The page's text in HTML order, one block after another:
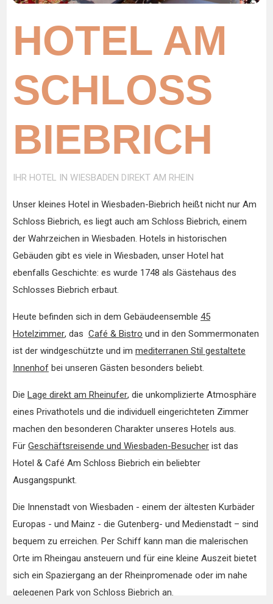
HOTEL AM
SCHLOSS
BIEBRICH
IHR HOTEL IN WIESBADEN DIREKT AM RHEIN
Unser kleines Hotel in Wiesbaden-Biebrich heißt nicht nur Am
Schloss Biebrich, es liegt auch am Schloss Biebrich, einem
der Wahrzeichen in Wiesbaden. Hotels in historischen
Gebäuden gibt es viele in Wiesbaden, unser Hotel hat
ebenfalls Geschichte: es wurde 1748 als Gästehaus des
Schlosses Biebrich erbaut.
Heute befinden sich in dem Gebäudeensemble 45
Hotelzimmer, das Café & Bistro und in den Sommermonaten
ist der windgeschützte und im mediterranen Stil gestaltete
Innenhof bei unseren Gästen besonders beliebt.
Die Lage direkt am Rheinufer, die unkomplizierte Atmosphäre
eines Privathotels und die individuell eingerichteten Zimmer
machen den besonderen Charakter unseres Hotels aus.
Für Geschäftsreisende und Wiesbaden-Besucher ist das
Hotel & Café Am Schloss Biebrich ein beliebter
Ausgangspunkt.
Die Innenstadt von Wiesbaden - einem der ältesten Kurbäder
Europas - und Mainz - die Gutenberg- und Medienstadt – sind
bequem zu erreichen. Per Schiff kann man die malerischen
Orte im Rheingau ansteuern und für eine kleine Auszeit bietet
sich ein Spaziergang an der Rheinpromenade oder im nahe
gelegenen Park von Schloss Biebrich an.